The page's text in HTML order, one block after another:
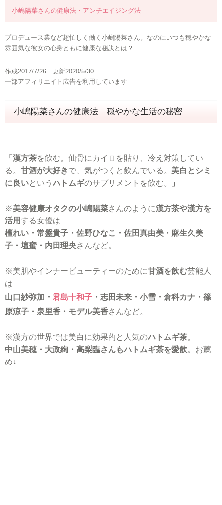
小嶋陽菜さんの健康法・アンチエイジング法
プロデュース業など超忙しく働く小嶋陽菜さん。なのにいつも穏やかな
雰囲気な彼女の心身ともに健康な秘訣とは？
作成2017/7/26 更新2020/5/30
一部アフィリエイト広告を利用しています
小嶋陽菜さんの健康法 穏やかな生活の秘密
「漢方茶を飲む。仙骨にカイロを貼り、冷え対策してい
る。 甘酒が大好きで、気がつくと飲んでいる。 美白とシミ
に良いというハトムギのサプリメントを飲む。 」
※美容健康オタクの小嶋陽菜さんのように漢方茶や漢方を
活用する女優は
檀れい・常盤貴子・佐野ひなこ・佐田真由美・麻生久美
子・壇蜜・内田理央さんなど。
※美肌やインナービューティーのために甘酒を飲む芸能人
は
山口紗弥加・ 君島十和子 ・志田未来・小雪・倉科カナ・篠
原涼子・泉里香・モデル美香さんなど。
※漢方の世界では美白に効果的と人気のハトムギ茶。
中山美穂・大政絢・高梨臨さんもハトムギ茶を愛飲。お薦
め↓